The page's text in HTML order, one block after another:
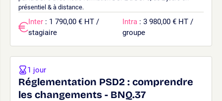
présentiel & à distance.
Inter : 1 790,00 € HT /
stagiaire
Intra : 3 980,00 € HT /
groupe
Réglementation PSD2 : comprendre
les changements - BNQ.37
1 jour